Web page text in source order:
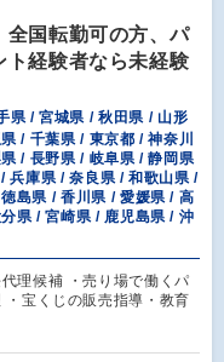
全国転勤可の方、パ
ト経験者なら未経験
県 / 宮城県 / 秋田県 / 山形
/ 千葉県 / 東京都 / 神奈川
/ 長野県 / 岐阜県 / 静岡県
兵庫県 / 奈良県 / 和歌山県 /
島県 / 香川県 / 愛媛県 / 高
県 / 宮崎県 / 鹿児島県 / 沖
理候補 ・売り場で働くパ
宝くじの販売指導・教育